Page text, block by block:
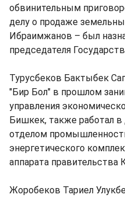
обвинительным
делу о продаже
Ибраимжанов – был
председателя
Турусбеков Бактыбек
"Бир Бол" в прошлом
управления
Бишкек, также работал
отделом
энергетического
аппарата правительства
Жоробеков Тариел